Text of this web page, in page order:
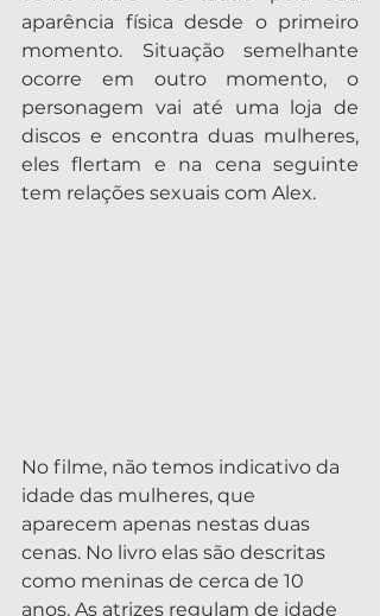
aparência física desde o primeiro
momento. Situação semelhante
ocorre em outro momento, o
personagem vai até uma loja de
discos e encontra duas mulheres,
eles flertam e na cena seguinte
tem relações sexuais com Alex.
No filme, não temos indicativo da
idade das mulheres, que
aparecem apenas nestas duas
cenas. No livro elas são descritas
como meninas de cerca de 10
anos. As atrizes regulam de idade